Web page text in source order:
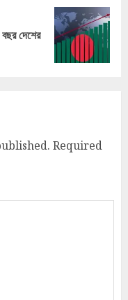
দেশের
Required